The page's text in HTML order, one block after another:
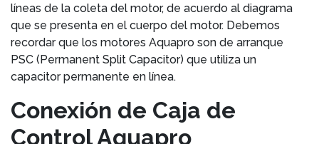
líneas de la coleta del motor, de acuerdo al diagrama
que se presenta en el cuerpo del motor. Debemos
recordar que los motores Aquapro son de arranque
PSC (Permanent Split Capacitor) que utiliza un
capacitor permanente en línea.
Conexión de Caja de
Control Aquapro